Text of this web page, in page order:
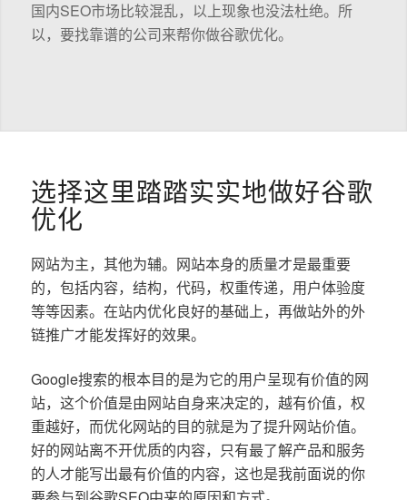
国内SEO市场比较混乱，以上现象也没法杜绝。所
以，要找靠谱的公司来帮你做谷歌优化。
选择这里踏踏实实地做好谷歌
优化
网站为主，其他为辅。网站本身的质量才是最重要
的，包括内容，结构，代码，权重传递，用户体验度
等等因素。在站内优化良好的基础上，再做站外的外
链推广才能发挥好的效果。
Google搜索的根本目的是为它的用户呈现有价值的网
站，这个价值是由网站自身来决定的，越有价值，权
重越好，而优化网站的目的就是为了提升网站价值。
好的网站离不开优质的内容，只有最了解产品和服务
的人才能写出最有价值的内容，这也是我前面说的你